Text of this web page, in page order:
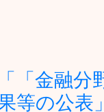
「金融分
等の公表